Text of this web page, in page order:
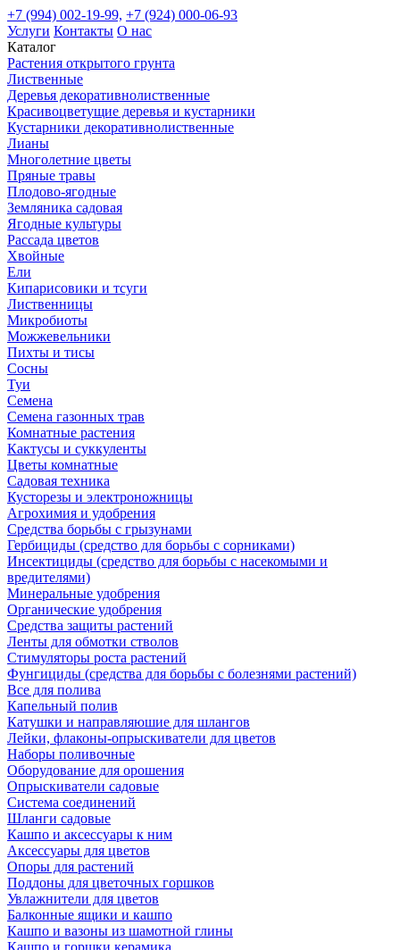
+7 (994) 002-19-99, +7 (924) 000-06-93
Услуги Контакты О нас
Каталог
Растения открытого грунта
Лиственные
Деревья декоративнолиственные
Красивоцветущие деревья и кустарники
Кустарники декоративнолиственные
Лианы
Многолетние цветы
Пряные травы
Плодово-ягодные
Земляника садовая
Ягодные культуры
Рассада цветов
Хвойные
Ели
Кипарисовики и тсуги
Лиственницы
Микробиоты
Можжевельники
Пихты и тисы
Сосны
Туи
Семена
Семена газонных трав
Комнатные растения
Кактусы и суккуленты
Цветы комнатные
Садовая техника
Кусторезы и электроножницы
Агрохимия и удобрения
Средства борьбы с грызунами
Гербициды (средство для борьбы с сорниками)
Инсектициды (средство для борьбы с насекомыми и
вредителями)
Минеральные удобрения
Органические удобрения
Средства защиты растений
Ленты для обмотки стволов
Стимуляторы роста растений
Фунгициды (средства для борьбы с болезнями растений)
Все для полива
Капельный полив
Катушки и направляюшие для шлангов
Лейки, флаконы-опрыскиватели для цветов
Наборы поливочные
Оборудование для орошения
Опрыскиватели садовые
Система соединений
Шланги садовые
Кашпо и аксессуары к ним
Аксессуары для цветов
Опоры для растений
Поддоны для цветочных горшков
Увлажнители для цветов
Балконные ящики и кашпо
Кашпо и вазоны из шамотной глины
Кашпо и горшки керамика